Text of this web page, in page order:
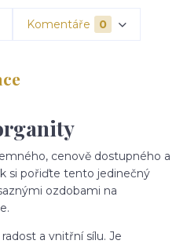
Komentáře 0
cenově dostupného a
si pořiďte tento jedinečný
ozdobami na
a vnitřní sílu. Je